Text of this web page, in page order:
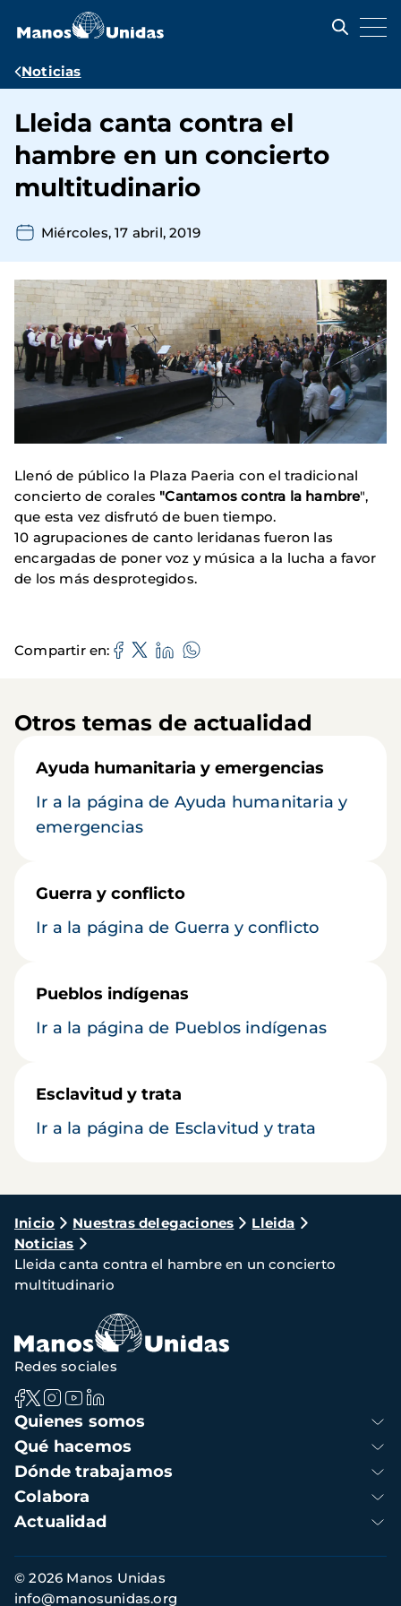
contenido
Ruta
navegación
Noticias
Lleida canta contra el
hambre en un concierto
multitudinario
Miércoles, 17 abril, 2019
Llenó de público la Plaza Paeria con el tradicional
concierto de corales "Cantamos contra la hambre",
que esta vez disfrutó de buen tiempo.
10 agrupaciones de canto leridanas fueron las
encargadas de poner voz y música a la lucha a favor
de los más desprotegidos.
Compartir en
Otros temas de actualidad
Ayuda humanitaria y emergencias
Ir a la página de Ayuda humanitaria y
emergencias
Guerra y conflicto
Ir a la página de Guerra y conflicto
Pueblos indígenas
Ir a la página de Pueblos indígenas
Esclavitud y trata
Ir a la página de Esclavitud y trata
Ruta
de
navegación
Inicio Nuestras delegaciones
Lleida
Noticias
Lleida canta contra el hambre en un concierto
multitudinario
Navegación
principal
Quienes somos
Qué hacemos
Dónde trabajamos
Colabora
Actualidad
Redes sociales
Información
de
© 2026 Manos Unidas
info@manosunidas.org